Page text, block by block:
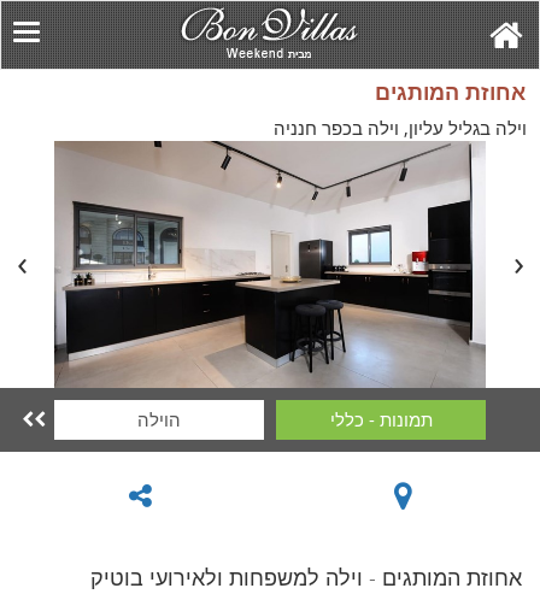
אחוזת המותגים
וילה בגליל עליון, וילה בכפר חנניה
תמונות - כללי הוילה 
אחוזת המותגים - וילה למשפחות ולאירועי בוטיק